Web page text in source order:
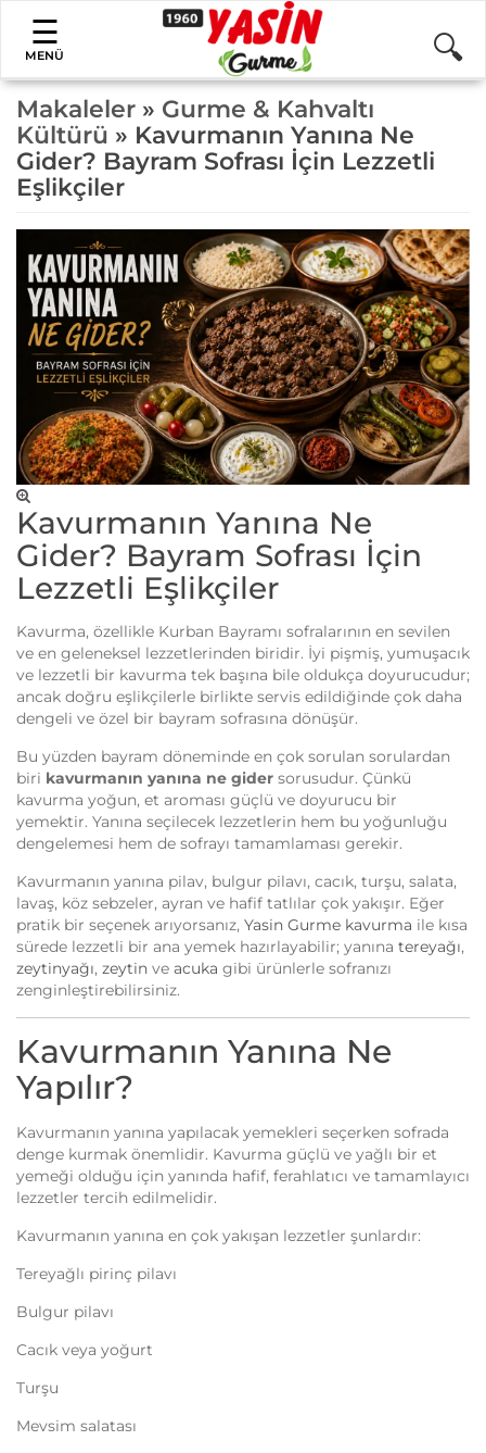
MENÜ
Makaleler » Gurme & Kahvaltı
Kültürü » Kavurmanın Yanına Ne
Gider? Bayram Sofrası İçin Lezzetli
Eşlikçiler
Kavurmanın Yanına Ne
Gider? Bayram Sofrası İçin
Lezzetli Eşlikçiler
Kavurma, özellikle Kurban Bayramı sofralarının en sevilen
ve en geleneksel lezzetlerinden biridir. İyi pişmiş, yumuşacık
ve lezzetli bir kavurma tek başına bile oldukça doyurucudur;
ancak doğru eşlikçilerle birlikte servis edildiğinde çok daha
dengeli ve özel bir bayram sofrasına dönüşür.
Bu yüzden bayram döneminde en çok sorulan sorulardan
biri kavurmanın yanına ne gider sorusudur. Çünkü
kavurma yoğun, et aroması güçlü ve doyurucu bir
yemektir. Yanına seçilecek lezzetlerin hem bu yoğunluğu
dengelemesi hem de sofrayı tamamlaması gerekir.
Kavurmanın yanına pilav, bulgur pilavı, cacık, turşu, salata,
lavaş, köz sebzeler, ayran ve hafif tatlılar çok yakışır. Eğer
pratik bir seçenek arıyorsanız, Yasin Gurme kavurma ile kısa
sürede lezzetli bir ana yemek hazırlayabilir; yanına tereyağı,
zeytinyağı, zeytin ve acuka gibi ürünlerle sofranızı
zenginleştirebilirsiniz.
Kavurmanın Yanına Ne
Yapılır?
Kavurmanın yanına yapılacak yemekleri seçerken sofrada
denge kurmak önemlidir. Kavurma güçlü ve yağlı bir et
yemeği olduğu için yanında hafif, ferahlatıcı ve tamamlayıcı
lezzetler tercih edilmelidir.
Kavurmanın yanına en çok yakışan lezzetler şunlardır:
Tereyağlı pirinç pilavı
Bulgur pilavı
Cacık veya yoğurt
Turşu
Mevsim salatası